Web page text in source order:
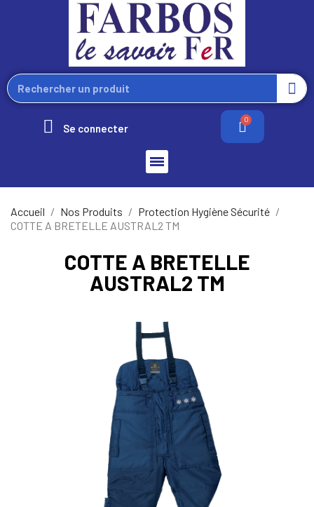
Se connecter
Accueil Nos Produits
Protection Hygiène Sécurité
COTTE A BRETELLE AUSTRAL2 TM
COTTE A BRETELLE
AUSTRAL2 TM